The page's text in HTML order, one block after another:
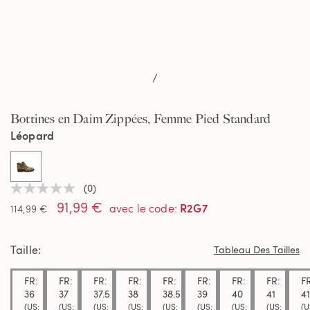
/
Bottines en Daim Zippées, Femme Pied Standard
Aucune
valeur
de
sur
même
page.
(0)
114,99 €
91,99 € avec le code: R2G7
Léopard
selected
Taille Tableau Des Tailles
FR:
36
(US:
FR:
37
(US:
FR:
37.5
(US:
FR:
38
(US:
FR:
38.5
(US:
FR:
39
(US:
FR:
40
(US:
FR:
41
(US: